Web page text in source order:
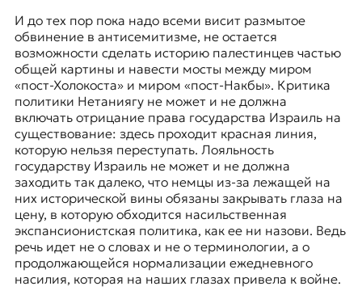
И до тех пор пока надо всеми висит размытое
обвинение в антисемитизме, не остается
возможности сделать историю палестинцев частью
общей картины и навести мосты между миром
«пост-Холокоста» и миром «пост-Накбы». Критика
политики Нетаниягу не может и не должна
включать отрицание права государства Израиль на
существование: здесь проходит красная линия,
которую нельзя переступать. Лояльность
государству Израиль не может и не должна
заходить так далеко, что немцы из-за лежащей на
них исторической вины обязаны закрывать глаза на
цену, в которую обходится насильственная
экспансионистская политика, как ее ни назови. Ведь
речь идет не о словах и не о терминологии, а о
продолжающейся нормализации ежедневного
насилия, которая на наших глазах привела к войне.